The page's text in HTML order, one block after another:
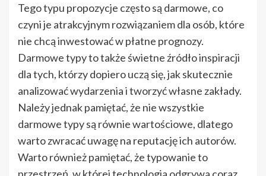
Tego typu propozycje często są darmowe, co
czyni je atrakcyjnym rozwiązaniem dla osób, które
nie chcą inwestować w płatne prognozy.
Darmowe typy to także świetne źródło inspiracji
dla tych, którzy dopiero uczą się, jak skutecznie
analizować wydarzenia i tworzyć własne zakłady.
Należy jednak pamiętać, że nie wszystkie
darmowe typy są równie wartościowe, dlatego
warto zwracać uwagę na reputację ich autorów.
Warto również pamiętać, że typowanie to